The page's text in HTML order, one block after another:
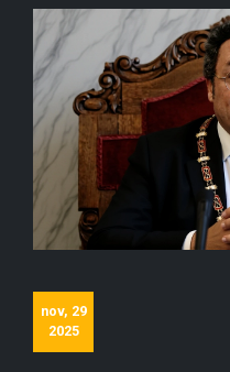
nov, 29
2025